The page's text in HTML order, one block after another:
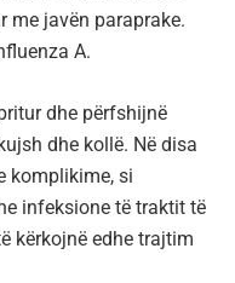
me javën paraprake.
A.
dhe përfshijnë
dhe kollë. Në disa
komplikime, si
infeksione të traktit të
kërkojnë edhe trajtim